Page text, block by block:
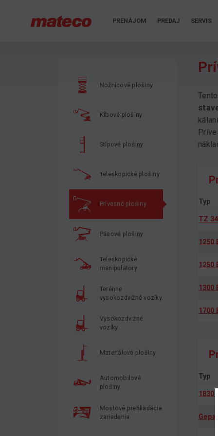
PRENÁJOM PREDAJ SERVIS
Nožnicové plošiny
Kĺbové plošiny
Stĺpové plošiny
Teleskopické plošiny
Prívesné plošiny
Pásové plošiny
Teleskopické
manipulátory
Terénne
vysokozdvižné vozíky
Vysokozdvižné
vozíky
Materiálové plošiny
Automobilové
plošiny
Mostové prehliadacie
zariadenia
Typ
TZ
1250
1250
1300
1700
Typ
1830